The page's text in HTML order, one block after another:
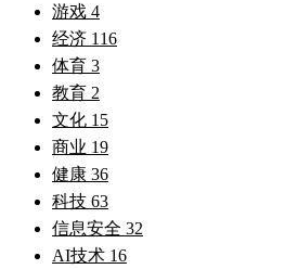
游戏 4
经济 116
体育 3
教育 2
文化 15
商业 19
健康 36
科技 63
信息安全 32
AI技术 16